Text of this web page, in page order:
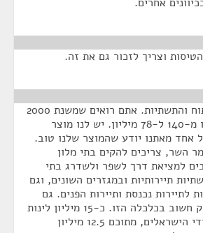
אחרים.
וצריך לזכור גם את זה.
נדבר על תקציב הפיתוח והתשתיות. אתם רואים שמשנת 2000
עד 2007 אנחנו הגענו מ-140 ל-78 מיליון. יש לנו מוצר
אחד מאתנו יודע שהמוצר שלנו טוב.
השר, צריכים להקים בתי מלון
למציאת דרך לשפר ולשדרג בתי
תיירותיות ובמגזרים השונים, וגם
לתיירות נכנסת ותיירות הפנים. גם
לתיירות הפנים יש חלק חשוב בכלכלה הזו. כ-15 מיליון לינות
בשנה מתבצעות על-ידי הישראלים, מתוכם 12.5 מיליון